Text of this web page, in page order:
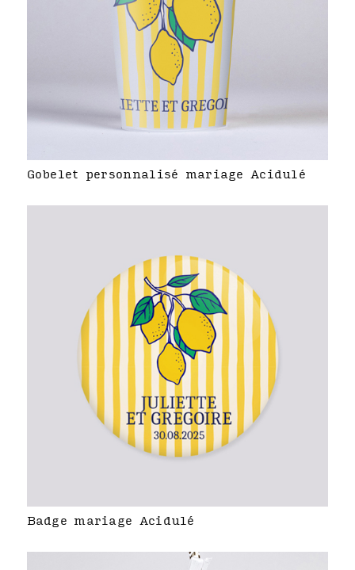
Gobelet personnalisé mariage Acidulé
Badge mariage Acidulé